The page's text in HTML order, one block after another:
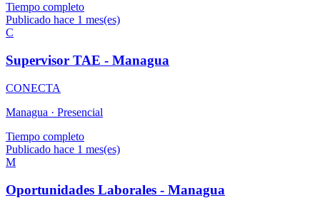
Tiempo completo
Publicado hace 1 mes(es)
C
Supervisor TAE - Managua
CONECTA
Managua · Presencial
Tiempo completo
Publicado hace 1 mes(es)
M
Oportunidades Laborales - Managua